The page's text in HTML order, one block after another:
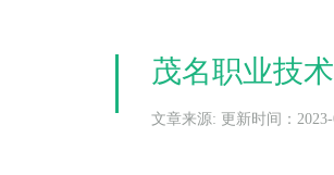
茂名职业技
文章来源: 更新时间：